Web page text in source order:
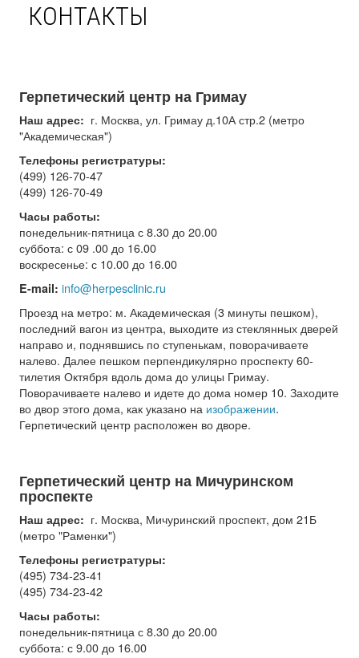
КОНТАКТЫ
Герпетический центр на Гримау
Наш адрес: г. Москва, ул. Гримау д.10А стр.2 (метро
"Академическая")
Телефоны регистратуры:
(499) 126-70-47
(499) 126-70-49
Часы работы:
понедельник-пятница с 8.30 до 20.00
суббота: с 09 .00 до 16.00
воскресенье: с 10.00 до 16.00
E-mail: info@herpesclinic.ru
Проезд на метро: м. Академическая (3 минуты пешком),
последний вагон из центра, выходите из стеклянных дверей
направо и, поднявшись по ступенькам, поворачиваете
налево. Далее пешком перпендикулярно проспекту 60-
тилетия Октября вдоль дома до улицы Гримау.
Поворачиваете налево и идете до дома номер 10. Заходите
во двор этого дома, как указано на изображении.
Герпетический центр расположен во дворе.
Герпетический центр на Мичуринском
проспекте
Наш адрес: г. Москва, Мичуринский проспект, дом 21Б
(метро "Раменки")
Телефоны регистратуры:
(495) 734-23-41
(495) 734-23-42
Часы работы:
понедельник-пятница с 8.30 до 20.00
суббота: с 9.00 до 16.00